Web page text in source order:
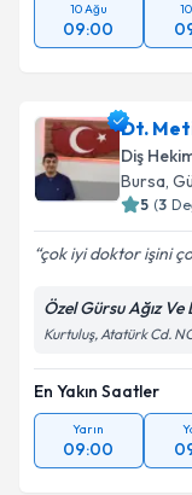
10 Ağu
09:00
Dt.
Diş
Bursa,
5 (3
çok iyi doktor işini
Özel Gürsu Ağız Ve
Kurtuluş, Atatürk Cd.
En Yakın Saatler
Yarın
09:00